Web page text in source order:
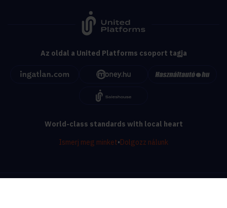
Az oldal a United Platforms csoport tagja
World-class standards with local heart
Ismerj meg minket•Dolgozz nálunk